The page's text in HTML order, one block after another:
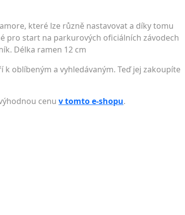
které lze různě nastavovat a díky tomu
pro start na parkurových oficiálních závodech
Délka ramen 12 cm
k oblíbeným a vyhledávaným. Teď jej zakoupíte
cenu v tomto e-shopu.